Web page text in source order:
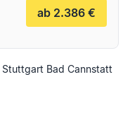
ab 2.386 €
Stuttgart Bad Cannstatt